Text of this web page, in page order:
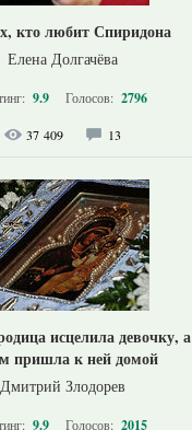
кто любит Спиридона
Елена Долгачёва
9.9 Голосов: 2796
37 409 13
исцелила девочку, а
пришла к ней домой
Дмитрий Злодорев
9.9 Голосов: 2015